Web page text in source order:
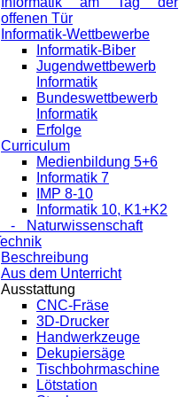
offenen Tür
Informatik-Wettbewerbe
Informatik-Biber
Jugendwettbewerb
Informatik
Bundeswettbewerb
Informatik
Erfolge
Curriculum
Medienbildung 5+6
Informatik 7
IMP 8-10
Informatik 10, K1+K2
- Naturwissenschaft
Beschreibung
Aus dem Unterricht
Ausstattung
CNC-Fräse
3D-Drucker
Handwerkzeuge
Dekupiersäge
Tischbohrmaschine
Lötstation